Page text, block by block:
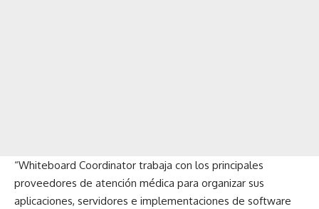
“Whiteboard Coordinator trabaja con los principales
proveedores de atención médica para organizar sus
aplicaciones, servidores e implementaciones de software